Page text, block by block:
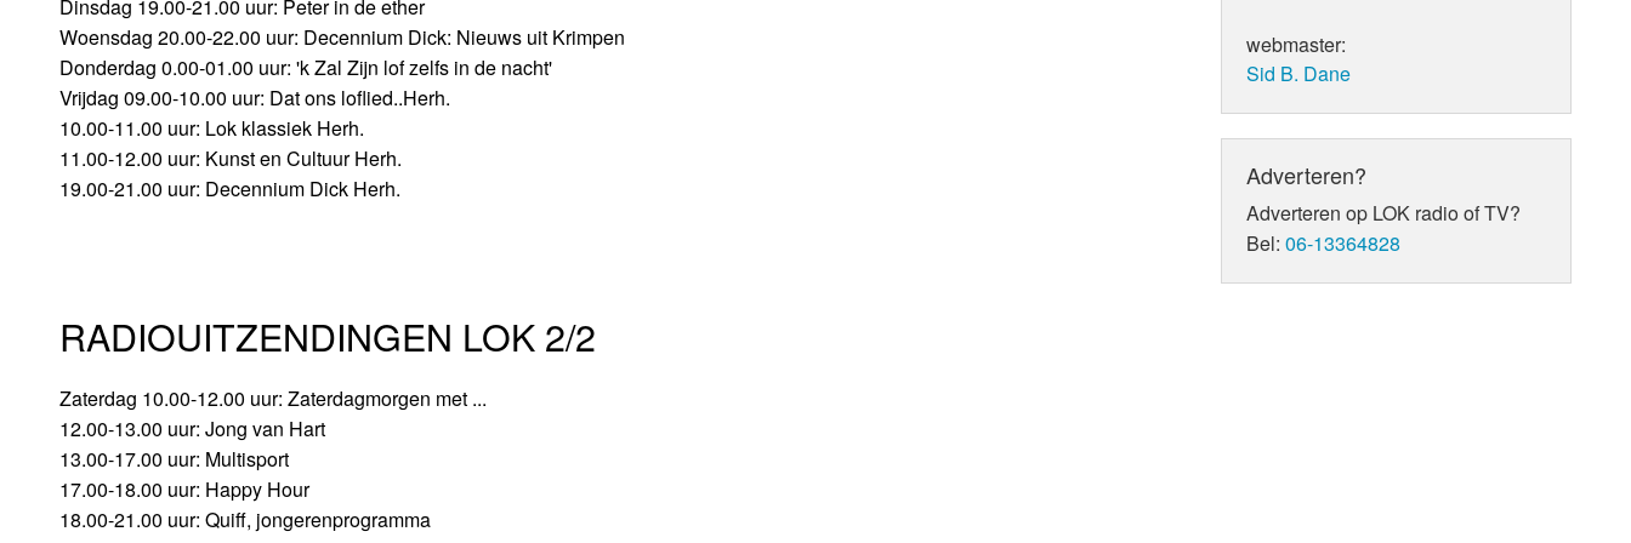
Dinsdag 19.00-21.00 uur: Peter in de ether
Woensdag 20.00-22.00 uur: Decennium Dick: Nieuws uit Krimpen
Donderdag 0.00-01.00 uur: 'k Zal Zijn lof zelfs in de nacht'
Vrijdag 09.00-10.00 uur: Dat ons loflied..Herh.
10.00-11.00 uur: Lok klassiek Herh.
11.00-12.00 uur: Kunst en Cultuur Herh.
19.00-21.00 uur: Decennium Dick Herh.
RADIOUITZENDINGEN LOK 2/2
Zaterdag 10.00-12.00 uur: Zaterdagmorgen met ...
12.00-13.00 uur: Jong van Hart
13.00-17.00 uur: Multisport
17.00-18.00 uur: Happy Hour
18.00-21.00 uur: Quiff, jongerenprogramma
webmaster:
Sid B. Dane
Adverteren?
Adverteren op LOK radio of TV?
Bel:06-13364828